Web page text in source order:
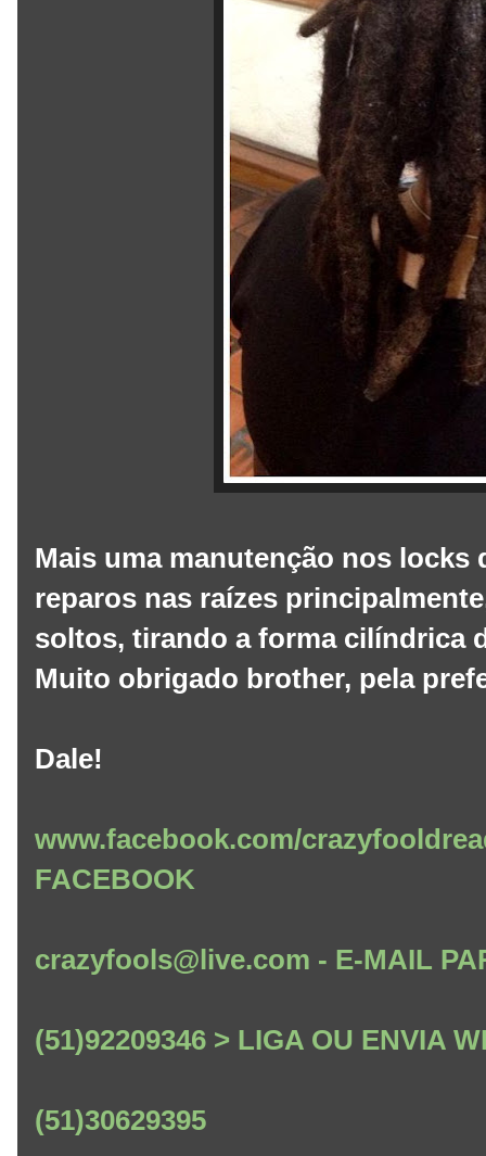
Mais uma manutenção nos locks
reparos nas raízes
soltos, tirando a forma cilíndrica
Muito obrigado brother, pela
Dale!
www.facebook.com/
FACEBOOK
crazyfools@live.com - E-MAIL
(51)92209346 > LIGA OU ENVIA
(51)30629395